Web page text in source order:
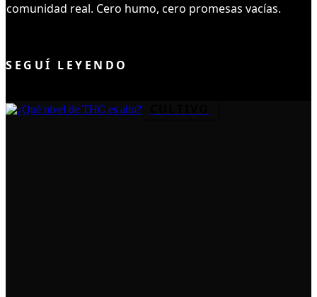
comunidad real. Cero humo, cero promesas vacías.
SEGUÍ LEYENDO